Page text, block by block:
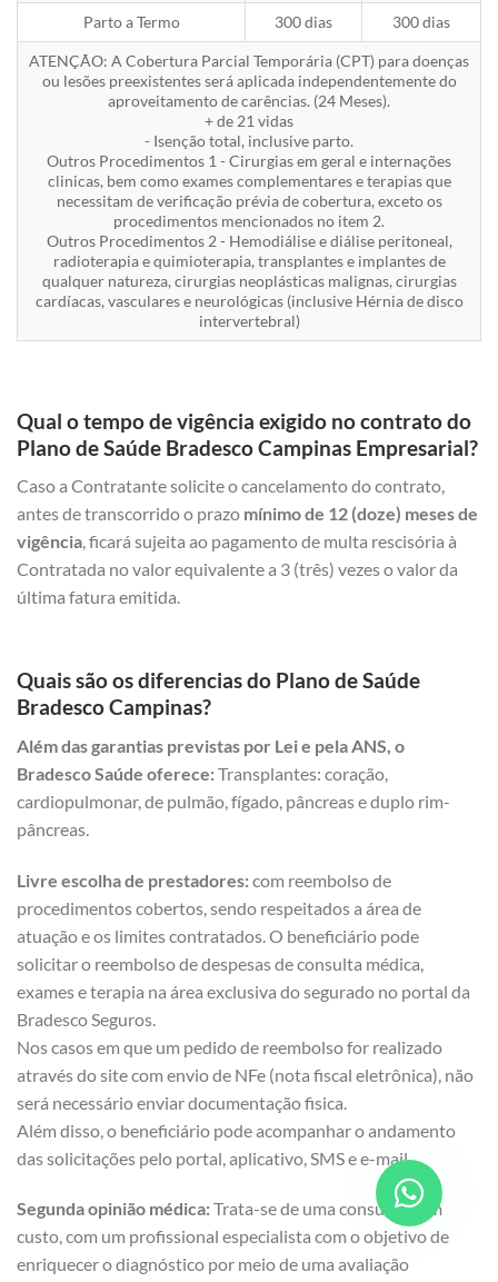
Parto a Termo 300 dias 300 dias
ATENÇÃO: A Cobertura Parcial Temporária (CPT) para doenças
ou lesões preexistentes será aplicada independentemente do
aproveitamento de carências. (24 Meses).
+ de 21 vidas
- Isenção total, inclusive parto.
Outros Procedimentos 1 - Cirurgias em geral e internações
clinicas, bem como exames complementares e terapias que
necessitam de verificação prévia de cobertura, exceto os
procedimentos mencionados no item 2.
Outros Procedimentos 2 - Hemodiálise e diálise peritoneal,
radioterapia e quimioterapia, transplantes e implantes de
qualquer natureza, cirurgias neoplásticas malignas, cirurgias
cardíacas, vasculares e neurológicas (inclusive Hérnia de disco
intervertebral)
Qual o tempo de vigência exigido no contrato do
Plano de Saúde Bradesco Campinas Empresarial?
Caso a Contratante solicite o cancelamento do contrato,
antes de transcorrido o prazo mínimo de 12 (doze) meses de
vigência, ficará sujeita ao pagamento de multa rescisória à
Contratada no valor equivalente a 3 (três) vezes o valor da
última fatura emitida.
Quais são os diferencias do Plano de Saúde
Bradesco Campinas?
Além das garantias previstas por Lei e pela ANS, o
Bradesco Saúde oferece:Transplantes: coração,
cardiopulmonar, de pulmão, fígado, pâncreas e duplo rim-
pâncreas.
Livre escolha de prestadores:com reembolso de
procedimentos cobertos, sendo respeitados a área de
atuação e os limites contratados. O beneficiário pode
solicitar o reembolso de despesas de consulta médica,
exames e terapia na área exclusiva do segurado no portal da
Bradesco Seguros.
Nos casos em que um pedido de reembolso for realizado
através do site com envio de NFe (nota fiscal eletrônica), não
será necessário enviar documentação fisica.
Além disso, o beneficiário pode acompanhar o andamento
das solicitações pelo portal, aplicativo, SMS e e-mail.
Segunda opinião médica:Trata-se de uma consulta, sem
custo, com um profissional especialista com o objetivo de
enriquecer o diagnóstico por meio de uma avaliação